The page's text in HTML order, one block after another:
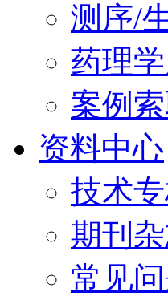
测序/
药理
案例
资料中心
技术
期刊
常见